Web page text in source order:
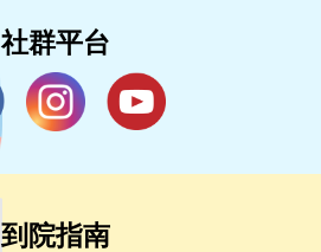
社群平台
到院指南